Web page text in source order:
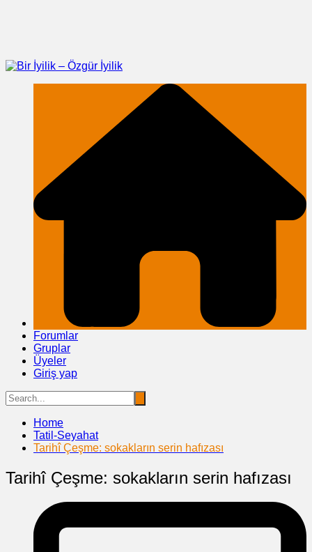
Forumlar
Gruplar
Üyeler
Giriş yap
Home
Tatil-Seyahat
Tarihî Çeşme: sokakların serin hafızası
Tarihî Çeşme: sokakların serin hafızası